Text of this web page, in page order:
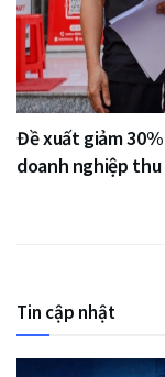
Đề xuất giảm
doanh nghiệp
Tin cập nhật